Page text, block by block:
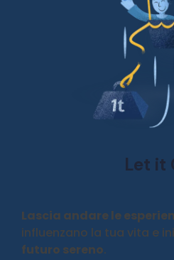
Let it
Lascia andare le
influenzano la tua vita e
futuro sereno.